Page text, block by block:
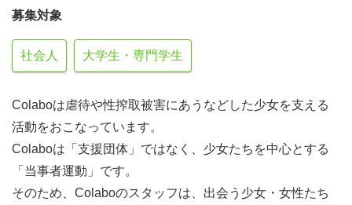
募集対象
社会人 大学生・専門学生
Colaboは虐待や性搾取被害にあうなどした少女を支える
活動をおこなっています。
Colaboは「支援団体」ではなく、少女たちを中心とする
「当事者運動」です。
そのため、Colaboのスタッフは、出会う少女・女性たち